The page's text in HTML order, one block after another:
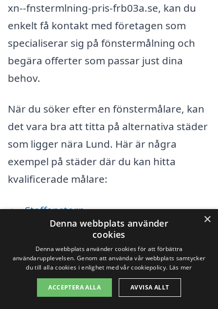
xn--fnstermlning-pris-frb03a.se, kan du
enkelt få kontakt med företagen som
specialiserar sig på fönstermålning och
begära offerter som passar just dina
behov.
När du söker efter en fönstermålare, kan
det vara bra att titta på alternativa städer
som ligger nära Lund. Här är några
exempel på städer där du kan hitta
kvalificerade målare:
Staffanstorp
Dalby
Södra Sandby
×
Denna webbplats använder
cookies
Denna webbplats använder cookies för att förbättra
användarupplevelsen. Genom att använda vår webbplats samtycker
du till alla cookies i enlighet med vår cookiepolicy. Läs mer
ACCEPTERA ALLA AVVISA ALLT